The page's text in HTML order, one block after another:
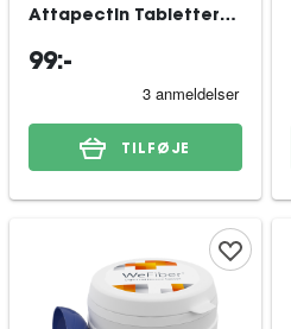
Attapectin Tabletter
99:-
TILFØJE